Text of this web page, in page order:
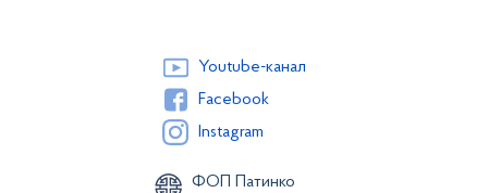
Youtube-канал
Facebook
Instagram
ФОП Патинко